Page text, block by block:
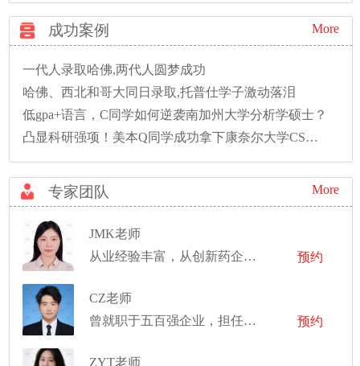
成功案例 More
一代人录取哈佛,两代人圆梦成功
哈佛、西北和哥大同日录取,托普仕学子激动落泪
低gpa+语言，C同学如何逆袭南加州大学分析学硕士？
凸显科研强项！美本Q同学成功拿下康奈尔大学CS硕士录取！
专家团队 More
JMK老师
从业经验丰富，从创新药企中的项目管理，到大型药企的医药投资，再到世界前十的市场调研公司的咨询顾问
预约
CZ老师
曾就职于五百强企业，担任解决方案工程师
预约
ZYT老师